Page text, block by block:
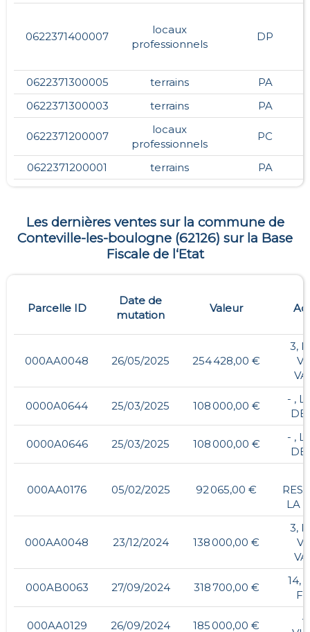
0622371400007
locaux
professionnels
DP
0622371300005 terrains
PA
0622371300003
terrains PA
0622371200007
locaux
professionnels
PC
0622371200001 terrains PA
Les dernières ventes sur la commune de
Conteville-les-boulogne (62126) sur la Base
Fiscale de l‘Etat
Parcelle ID
Date de
mutation
Valeur
000AA0048 26/05/2025 254 428,00 €
3,
0000A0644 25/03/2025 108 000,00 €
- ,
0000A0646 25/03/2025 108 000,00 €
- ,
000AA0176 05/02/2025 92 065,00 €
LA
000AA0048 23/12/2024 138 000,00 €
3,
000AB0063 27/09/2024 318 700,00 €
14,
000AA0129 26/09/2024 185 000,00 €
-